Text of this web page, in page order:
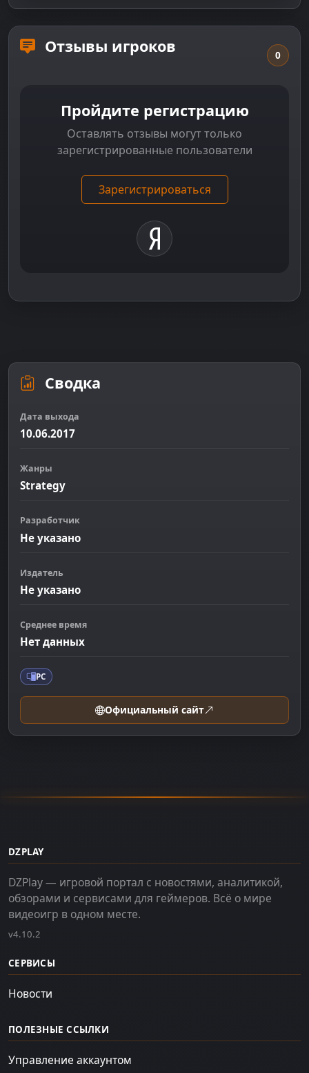
Отзывы игроков 0
Пройдите регистрацию
Оставлять отзывы могут только
зарегистрированные пользователи
Зарегистрироваться
Сводка
Дата выхода
10.06.2017
Жанры
Strategy
Разработчик
Не указано
Издатель
Не указано
Среднее время
Нет данных
PC
Официальный сайт
DZPLAY
DZPlay — игровой портал с новостями, аналитикой,
обзорами и сервисами для геймеров. Всё о мире
видеоигр в одном месте.
v4.10.2
СЕРВИСЫ
Новости
ПОЛЕЗНЫЕ ССЫЛКИ
Управление аккаунтом